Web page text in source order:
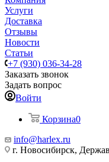
Услуги
Доставка
Отзывы
Новости
Статьи
+7 (930) 036-34-28
Заказать звонок
Задать вопрос
Войти
Корзина0
info@harlex.ru
г. Новосибирск,